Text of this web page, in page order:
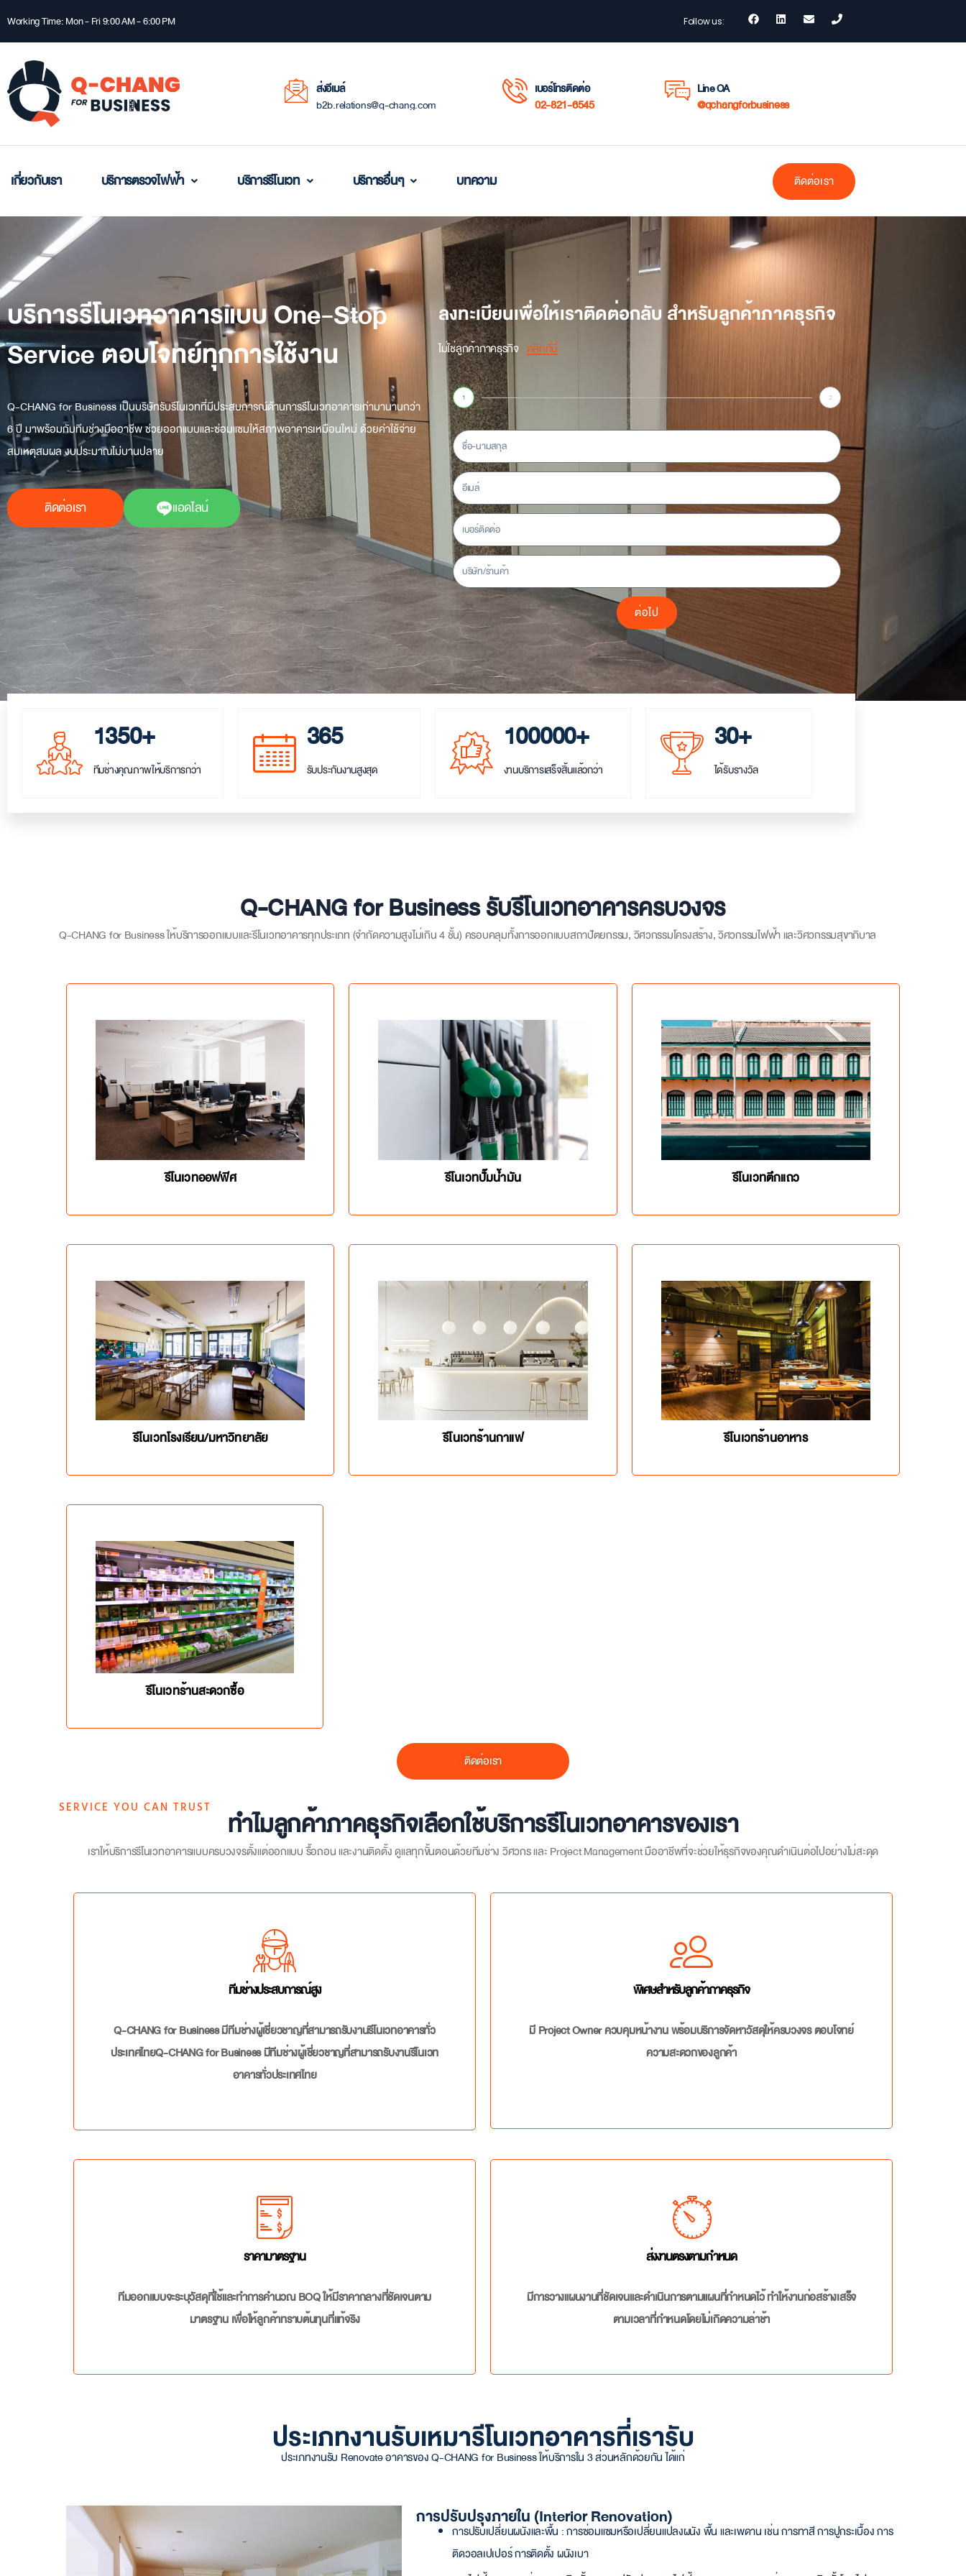
Working Time: Mon - Fri 9:00 AM - 6:00 PM Follow us:
ส่งอีเมล์
b2b.relations@q-chang.com
เบอร์โทรติดต่อ
02-821-6545
Line OA
@qchangforbusiness
เกี่ยวกับเรา บริการตรวจไฟฟ้า บริการรีโนเวท บริการอื่นๆ บทความ ติดต่อเรา
บริการรีโนเวทอาคารแบบ One-Stop
Service ตอบโจทย์ทุกการใช้งาน
Q-CHANG for Business เป็นบริษัทรับรีโนเวทที่มีประสบการณ์ด้านการรีโนเวทอาคารเก่ามานานกว่า
6 ปี มาพร้อมกับทีมช่างมืออาชีพ ช่วยออกแบบและซ่อมแซมให้สภาพอาคารเหมือนใหม่ ด้วยค่าใช้จ่าย
สมเหตุสมผล งบประมาณไม่บานปลาย
ติดต่อเรา แอดไลน์
ลงทะเบียนเพื่อให้เราติดต่อกลับ สำหรับลูกค้าภาคธุรกิจ
ไม่ใช่ลูกค้าภาคธุรกิจ คลิกที่นี่
1 2
ต่อไป
1350+
ทีมช่างคุณภาพให้บริการกว่า
365
รับประกันงานสูงสุด
100000+
งานบริการเสร็จสิ้นแล้วกว่า
30+
ได้รับรางวัล
Q-CHANG for Business รับรีโนเวทอาคารครบวงจร
Q-CHANG for Business ให้บริการออกแบบและรีโนเวทอาคารทุกประเภท (จำกัดความสูงไม่เกิน 4 ชั้น) ครอบคลุมทั้งการออกแบบสถาปัตยกรรม, วิศวกรรมโครงสร้าง, วิศวกรรมไฟฟ้า และวิศวกรรมสุขาภิบาล
รีโนเวทออฟฟิศ รีโนเวทปั๊มน้ำมัน รีโนเวทตึกแถว
รีโนเวทโรงเรียน/มหาวิทยาลัย รีโนเวทร้านกาแฟ รีโนเวทร้านอาหาร
รีโนเวทร้านสะดวกซื้อ
ติดต่อเรา
SERVICE YOU CAN TRUST ทำไมลูกค้าภาคธุรกิจเลือกใช้บริการรีโนเวทอาคารของเรา
เราให้บริการรีโนเวทอาคารแบบครบวงจรตั้งแต่ออกแบบ รื้อถอน และงานติดตั้ง ดูแลทุกขั้นตอนด้วยทีมช่าง วิศวกร และ Project Management มืออาชีพที่จะช่วยให้ธุรกิจของคุณดำเนินต่อไปอย่างไม่สะดุด
ทีมช่างประสบการณ์สูง
Q-CHANG for Business มีทีมช่างผู้เชี่ยวชาญที่สามารถรับงานรีโนเวทอาคารทั่ว
ประเทศไทยQ-CHANG for Business มีทีมช่างผู้เชี่ยวชาญที่สามารถรับงานรีโนเวท
อาคารทั่วประเทศไทย
พิเศษสำหรับลูกค้าภาคธุรกิจ
มี Project Owner ควบคุมหน้างาน พร้อมบริการจัดหาวัสดุให้ครบวงจร ตอบโจทย์
ความสะดวกของลูกค้า
ราคามาตรฐาน
ทีมออกแบบจะระบุวัสดุที่ใช้และทำการคำนวณ BOQ ให้มีราคากลางที่ชัดเจนตาม
มาตรฐาน เพื่อให้ลูกค้าทราบต้นทุนที่แท้จริง
ส่งงานตรงตามกำหนด
มีการวางแผนงานที่ชัดเจนและดำเนินการตามแผนที่กำหนดไว้ ทำให้งานก่อสร้างเสร็จ
ตามเวลาที่กำหนดโดยไม่เกิดความล่าช้า
ประเภทงานรับเหมารีโนเวทอาคารที่เรารับ
ประเภทงานรับ Renovate อาคารของ Q-CHANG for Business ให้บริการใน 3 ส่วนหลักด้วยกัน ได้แก่
การปรับปรุงภายใน (Interior Renovation)
การปรับเปลี่ยนผนังและพื้น : การซ่อมแซมหรือเปลี่ยนแปลงผนัง พื้น และเพดาน เช่น การทาสี การปูกระเบื้อง การ
ติดวอลเปเปอร์ การติดตั้ง ผนังเบา